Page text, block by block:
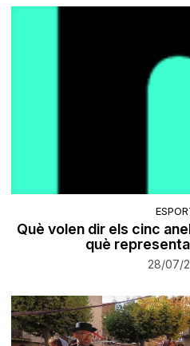
Què volen dir els cinc
què
28/07/